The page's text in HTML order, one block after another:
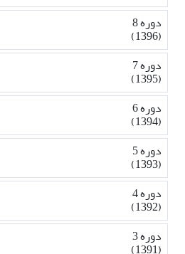
دوره 8
(1396)
دوره 7
(1395)
دوره 6
(1394)
دوره 5
(1393)
دوره 4
(1392)
دوره 3
(1391)